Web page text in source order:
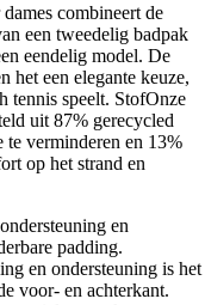
combineert de
een tweedelig badpak
eendelig model. De
het een elegante keuze,
tennis speelt. StofOnze
uit 87% gerecycled
verminderen en 13%
op het strand en
en
padding.
en ondersteuning is het
voor- en achterkant.